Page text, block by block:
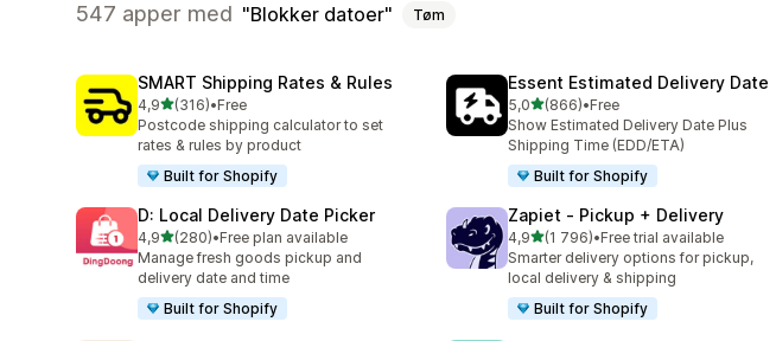
547 apper med Blokker datoer Tøm
SMART Shipping Rates & Rules
4,9av 5 stjerner
(316)
Totalt 316 omtaler
•Free
Postcode shipping calculator to set
rates & rules by product
Built for Shopify
Essent Estimated Delivery Date
5,0av 5 stjerner
(866)
Totalt 866 omtaler
•Free
Show Estimated Delivery Date Plus
Shipping Time (EDD/ETA)
Built for Shopify
D: Local Delivery Date Picker
4,9av 5 stjerner
(280)
Totalt 280 omtaler
•Free plan available
Manage fresh goods pickup and
delivery date and time
Built for Shopify
Zapiet ‑ Pickup + Delivery
4,9av 5 stjerner
(1 796)
Totalt 1796 omtaler
•Free trial available
Smarter delivery options for pickup,
local delivery & shipping
Built for Shopify